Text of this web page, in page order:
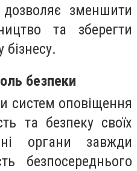
зменшити
та зберегти
бізнесу.
безпеки
систем оповіщення
та безпеку своїх
органи завжди
безпосереднього